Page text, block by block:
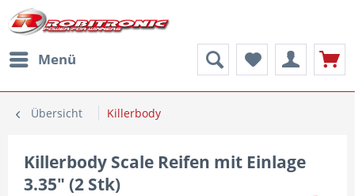
Menü
Übersicht Killerbody
Killerbody Scale Reifen mit Einlage
3.35" (2 Stk)